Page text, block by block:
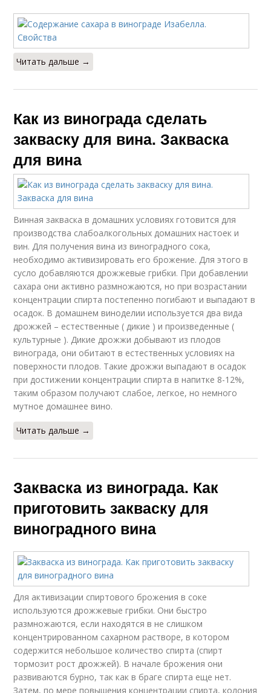
Читать дальше →
Как из винограда сделать
закваску для вина. Закваска
для вина
Винная закваска в домашних условиях готовится для
производства слабоалкогольных домашних настоек и
вин. Для получения вина из виноградного сока,
необходимо активизировать его брожение. Для этого в
сусло добавляются дрожжевые грибки. При добавлении
сахара они активно размножаются, но при возрастании
концентрации спирта постепенно погибают и выпадают в
осадок. В домашнем виноделии используется два вида
дрожжей – естественные ( дикие ) и произведенные (
культурные ). Дикие дрожжи добывают из плодов
винограда, они обитают в естественных условиях на
поверхности плодов. Такие дрожжи выпадают в осадок
при достижении концентрации спирта в напитке 8-12%,
таким образом получают слабое, легкое, но немного
мутное домашнее вино.
Читать дальше →
Закваска из винограда. Как
приготовить закваску для
виноградного вина
Для активизации спиртового брожения в соке
используются дрожжевые грибки. Они быстро
размножаются, если находятся в не слишком
концентрированном сахарном растворе, в котором
содержится небольшое количество спирта (спирт
тормозит рост дрожжей). В начале брожения они
развиваются бурно, так как в браге спирта еще нет.
Затем, по мере повышения концентрации спирта, колония